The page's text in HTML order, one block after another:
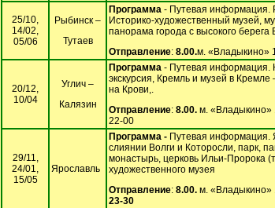
25/10,
14/02,
05/06
Рыбинск –
Тутаев
Программа - Путевая информация.
Историко-художественный музей,
панорама города с высокого
Отправление: 8.00.м. «Владыкино»
20/12,
10/04
Углич –
Калязин
Программа - Путевая информация.
экскурсия, Кремль и музей в
на Крови,.
Отправление: 8.00. м. «Владыкино»
22-00
29/11,
24/01,
15/05
Ярославль
Программа - Путевая информация.
слиянии Волги и Которосли, парк,
монастырь, церковь Ильи-Пророка
художественного музея
Отправление: 8.00. м. «Владыкино»
23-30